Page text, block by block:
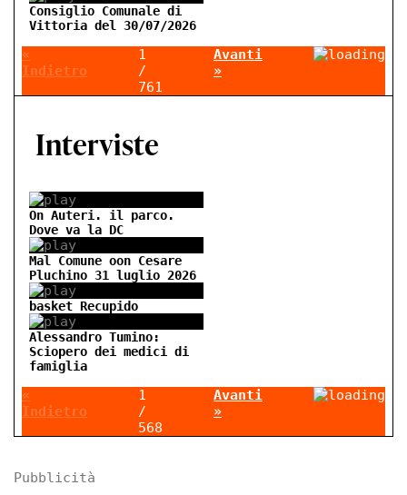
Consiglio Comunale di
Vittoria del 30/07/2026
«
Indietro
1
/
761
Avanti
»
On Auteri. il parco.
Dove va la DC
Mal Comune oon Cesare
Pluchino 31 luglio 2026
basket Recupido
Alessandro Tumino:
Sciopero dei medici di
famiglia
«
Indietro
1
/
568
Avanti
»
Pubblicità